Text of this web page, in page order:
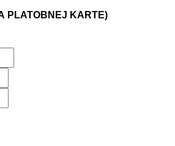
PLATOBNEJ KARTE)